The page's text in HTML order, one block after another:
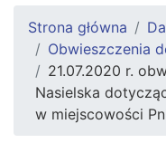
Strona główna
Obwieszczenia
21.07.2020 r.
Nasielska
w miejscowości